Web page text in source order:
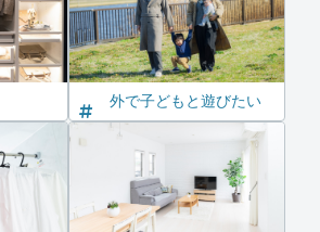
外で子どもと遊びたい